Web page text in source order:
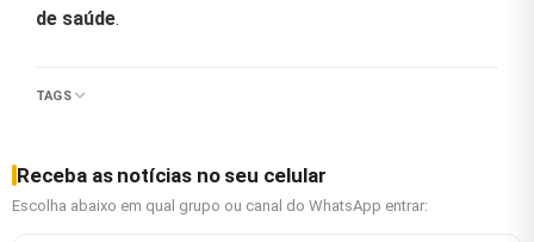
de saúde.
TAGS
Receba as notícias no seu celular
Escolha abaixo em qual grupo ou canal do WhatsApp entrar: